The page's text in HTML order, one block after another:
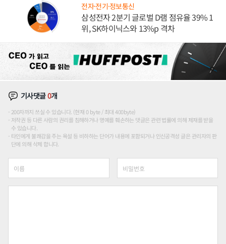
전자·전기·정보통신
삼성전자 2분기 글로벌 D램 점유율 39% 1
위, SK하이닉스와 13%p 격차
기사댓글0개
200자까지 쓰실 수 있습니다. (현재 0 byte / 최대 400byte)
저작권 등 다른 사람의 권리를 침해하거나 명예를 훼손하는 댓글은 관련 법률에 의해 제재를 받을
수 있습니다.
타인에게 불쾌감을 주는 욕설 등 비하하는 단어가 내용에 포함되거나 인신공격성 글은 관리자의 판
단에 의해 삭제 합니다.